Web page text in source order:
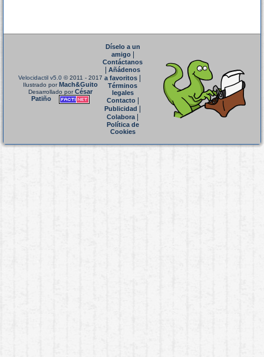
Velocidactil v5.0 © 2011 - 2017
Ilustrado porMach&Guito
Desarrollado porCésar
Patiño
Díselo a un
amigo|
Contáctanos
Añádenos
a favoritos
Términos
legales
Contacto|
Publicidad
Colabora|
Política de
Cookies